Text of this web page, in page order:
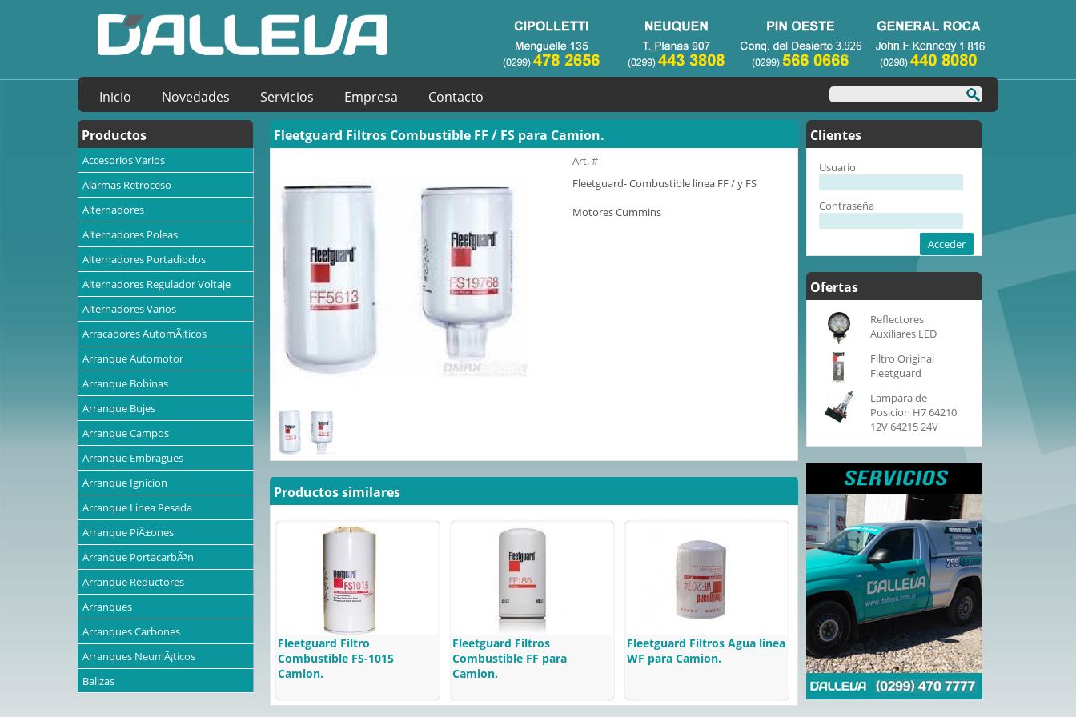
Inicio Novedades Servicios Empresa Contacto
Productos
Accesorios Varios
Alarmas Retroceso
Alternadores
Alternadores Poleas
Alternadores Portadiodos
Alternadores Regulador Voltaje
Alternadores Varios
Arracadores AutomÃ¡ticos
Arranque Automotor
Arranque Bobinas
Arranque Bujes
Arranque Campos
Arranque Embragues
Arranque Ignicion
Arranque Linea Pesada
Arranque PiÃ±ones
Arranque PortacarbÃ³n
Arranque Reductores
Arranques
Arranques Carbones
Arranques NeumÃ¡ticos
Balizas
Fleetguard Filtros Combustible FF / FS para Camion.
Art. #
Fleetguard- Combustible linea FF / y FS
Motores Cummins
Productos similares
Fleetguard Filtro
Combustible FS-1015
Camion.
Fleetguard Filtros
Combustible FF para
Camion.
Fleetguard Filtros Agua linea
WF para Camion.
Clientes
Usuario
Contraseña
Acceder
Ofertas
Reflectores
Auxiliares LED
Filtro Original
Fleetguard
Lampara de
Posicion H7 64210
12V 64215 24V